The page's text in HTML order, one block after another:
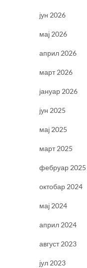
јун 2026
мај 2026
април 2026
март 2026
јануар 2026
јун 2025
мај 2025
март 2025
фебруар 2025
октобар 2024
мај 2024
април 2024
август 2023
јул 2023